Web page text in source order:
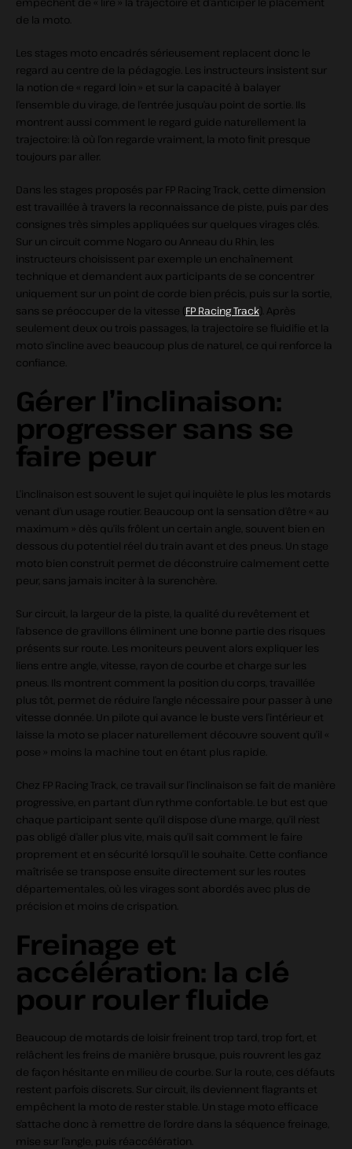
de la moto.
Les stages moto encadrés sérieusement replacent donc le
regard au centre de la pédagogie. Les instructeurs insistent sur
la notion de « regard loin » et sur la capacité à balayer
l’ensemble du virage, de l’entrée jusqu’au point de sortie. Ils
montrent aussi comment le regard guide naturellement la
trajectoire: là où l’on regarde vraiment, la moto finit presque
toujours par aller.
Dans les stages proposés par FP Racing Track, cette dimension
est travaillée à travers la reconnaissance de piste, puis par des
consignes très simples appliquées sur quelques virages clés.
Sur un circuit comme Nogaro ou Anneau du Rhin, les
instructeurs choisissent par exemple un enchaînement
technique et demandent aux participants de se concentrer
uniquement sur un point de corde bien précis, puis sur la sortie,
sans se préoccuper de la vitesse (FP Racing Track). Après
seulement deux ou trois passages, la trajectoire se fluidifie et la
moto s’incline avec beaucoup plus de naturel, ce qui renforce la
confiance.
Gérer l’inclinaison:
progresser sans se
faire peur
L’inclinaison est souvent le sujet qui inquiète le plus les motards
venant d’un usage routier. Beaucoup ont la sensation d’être « au
maximum » dès qu’ils frôlent un certain angle, souvent bien en
dessous du potentiel réel du train avant et des pneus. Un stage
moto bien construit permet de déconstruire calmement cette
peur, sans jamais inciter à la surenchère.
Sur circuit, la largeur de la piste, la qualité du revêtement et
l’absence de gravillons éliminent une bonne partie des risques
présents sur route. Les moniteurs peuvent alors expliquer les
liens entre angle, vitesse, rayon de courbe et charge sur les
pneus. Ils montrent comment la position du corps, travaillée
plus tôt, permet de réduire l’angle nécessaire pour passer à une
vitesse donnée. Un pilote qui avance le buste vers l’intérieur et
laisse la moto se placer naturellement découvre souvent qu’il «
pose » moins la machine tout en étant plus rapide.
Chez FP Racing Track, ce travail sur l’inclinaison se fait de manière
progressive, en partant d’un rythme confortable. Le but est que
chaque participant sente qu’il dispose d’une marge, qu’il n’est
pas obligé d’aller plus vite, mais qu’il sait comment le faire
proprement et en sécurité lorsqu’il le souhaite. Cette confiance
maîtrisée se transpose ensuite directement sur les routes
départementales, où les virages sont abordés avec plus de
précision et moins de crispation.
Freinage et
accélération: la clé
pour rouler fluide
Beaucoup de motards de loisir freinent trop tard, trop fort, et
relâchent les freins de manière brusque, puis rouvrent les gaz
de façon hésitante en milieu de courbe. Sur la route, ces défauts
restent parfois discrets. Sur circuit, ils deviennent flagrants et
empêchent la moto de rester stable. Un stage moto efficace
s’attache donc à remettre de l’ordre dans la séquence freinage,
mise sur l’angle, puis réaccélération.